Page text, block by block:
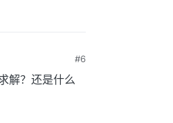
#6
解？还是什么